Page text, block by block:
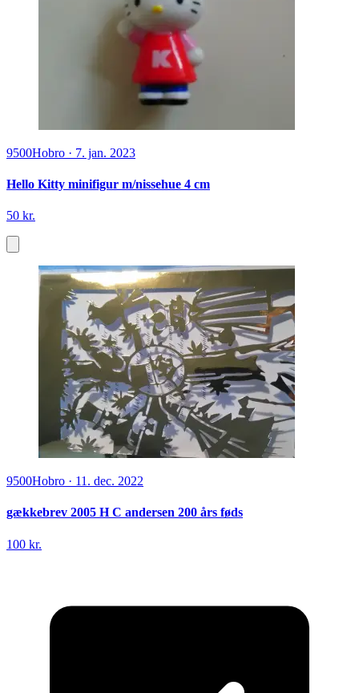
9500Hobro · 7. jan. 2023
Hello Kitty minifigur m/nissehue 4 cm
50 kr.
9500Hobro · 11. dec. 2022
gækkebrev 2005 H C andersen 200 års føds
100 kr.